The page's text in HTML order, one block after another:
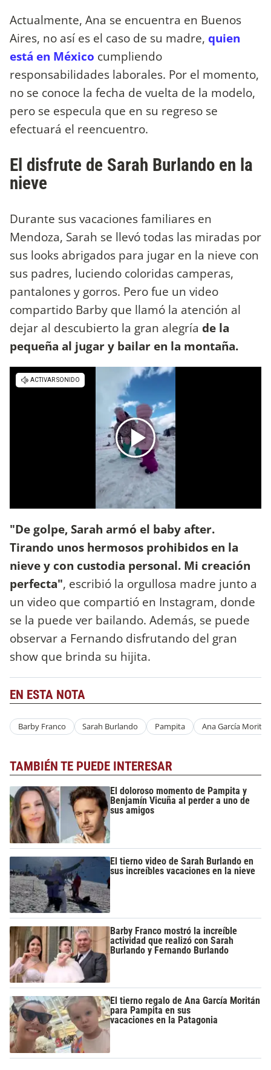
Actualmente, Ana se encuentra en Buenos
Aires, no así es el caso de su madre, quien
está en México cumpliendo
responsabilidades laborales. Por el momento,
no se conoce la fecha de vuelta de la modelo,
pero se especula que en su regreso se
efectuará el reencuentro.
El disfrute de Sarah Burlando en la
nieve
Durante sus vacaciones familiares en
Mendoza, Sarah se llevó todas las miradas por
sus looks abrigados para jugar en la nieve con
sus padres, luciendo coloridas camperas,
pantalones y gorros. Pero fue un video
compartido Barby que llamó la atención al
dejar al descubierto la gran alegría de la
pequeña al jugar y bailar en la montaña.
"De golpe, Sarah armó el baby after.
Tirando unos hermosos prohibidos en la
nieve y con custodia personal. Mi creación
perfecta", escribió la orgullosa madre junto a
un video que compartió en Instagram, donde
se la puede ver bailando. Además, se puede
observar a Fernando disfrutando del gran
show que brinda su hijita.
EN ESTA NOTA
Barby Franco Sarah Burlando Pampita Ana García Moritán
TAMBIÉN TE PUEDE INTERESAR
El doloroso momento de Pampita y
Benjamín Vicuña al perder a uno de
sus amigos
El tierno video de Sarah Burlando en
sus increíbles vacaciones en la nieve
Barby Franco mostró la increíble
actividad que realizó con Sarah
Burlando y Fernando Burlando
El tierno regalo de Ana García Moritán
para Pampita en sus
vacaciones en la Patagonia